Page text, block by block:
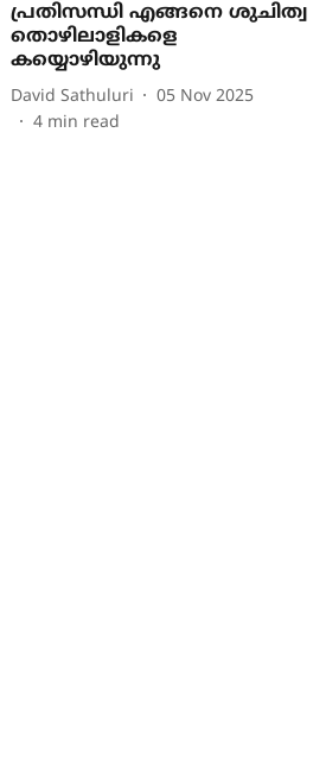
പ്രതിസന്ധി എങ്ങനെ ശുചിത്വ
തൊഴിലാളികളെ
കയ്യൊഴിയുന്നു
David Sathuluri
05 Nov 2025
4 min read